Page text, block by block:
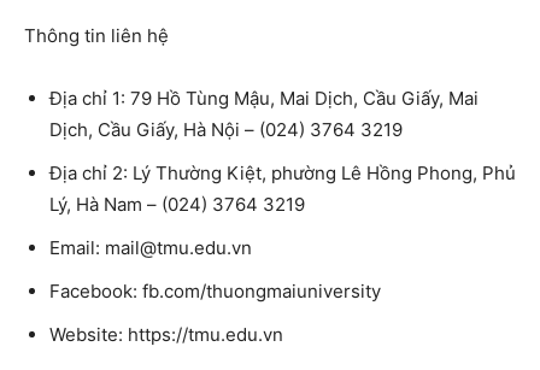
Thông tin liên hệ
Địa chỉ 1: 79 Hồ Tùng Mậu, Mai Dịch, Cầu Giấy, Mai
Dịch, Cầu Giấy, Hà Nội – (024) 3764 3219
Địa chỉ 2: Lý Thường Kiệt, phường Lê Hồng Phong, Phủ
Lý, Hà Nam – (024) 3764 3219
Email: mail@tmu.edu.vn
Facebook: fb.com/thuongmaiuniversity
Website: https://tmu.edu.vn